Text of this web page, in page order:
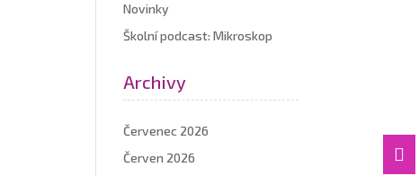

Novinky
Školní podcast: Mikroskop
Archivy
Červenec 2026
Červen 2026